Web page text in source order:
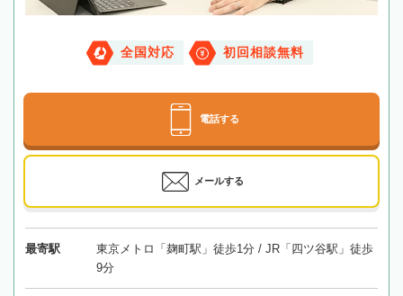
全国対応 初回相談無料
電話する
メールする
最寄駅
東京メトロ「麹町駅」徒歩1分 / JR「四ツ谷駅」徒歩
9分